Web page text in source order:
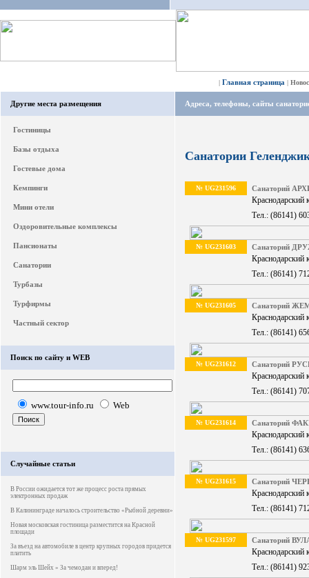
| Главная страница |
Другие места размещения
Гостиницы
Базы отдыха
Гостевые дома
Кемпинги
Мини отели
Оздоровительные комплексы
Пансионаты
Санатории
Турбазы
Турфирмы
Частный сектор
Поиск по сайту и WEB
www.tour-info.ru Web
Случайные статьи
В России ожидается тот же процесс роста прямых
электронных продаж
В Калининграде началось строительство «Рыбной деревни»
Новая московская гостиница разместится на Красной
площади
За въезд на автомобиле в центр крупных городов придется
платить
Шарм эль Шейх » За чемодан и вперед!
Адреса, телефоны, сайты
Санатории
№ UG231596 Санаторий
Краснодарский
Тел.: (86141)
№ UG231603 Санаторий
Краснодарский
Тел.: (86141)
№ UG231605 Санаторий
Краснодарский
Тел.: (86141)
№ UG231612 Санаторий
Краснодарский
Тел.: (86141)
№ UG231614 Санаторий
Краснодарский
Тел.: (86141)
№ UG231615 Санаторий
Краснодарский
Тел.: (86141)
№ UG231597 Санаторий
Краснодарский
Тел.: (86141)